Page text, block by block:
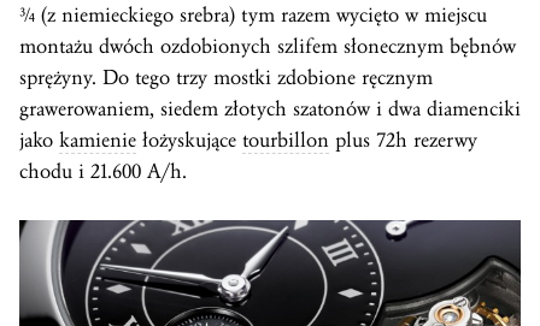
¾ (z niemieckiego srebra) tym razem wycięto w miejscu
montażu dwóch ozdobionych szlifem słonecznym bębnów
sprężyny. Do tego trzy mostki zdobione ręcznym
grawerowaniem, siedem złotych szatonów i dwa diamenciki
jako kamienie łożyskujące tourbillon plus 72h rezerwy
chodu i 21.600 A/h.